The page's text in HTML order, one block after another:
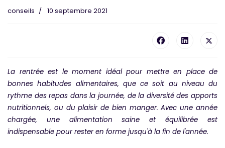
conseils 10 septembre 2021
La rentrée est le moment idéal pour mettre en place de
bonnes habitudes alimentaires, que ce soit au niveau du
rythme des repas dans la journée, de la diversité des apports
nutritionnels, ou du plaisir de bien manger. Avec une année
chargée, une alimentation saine et équilibrée est
indispensable pour rester en forme jusqu'à la fin de l'année.